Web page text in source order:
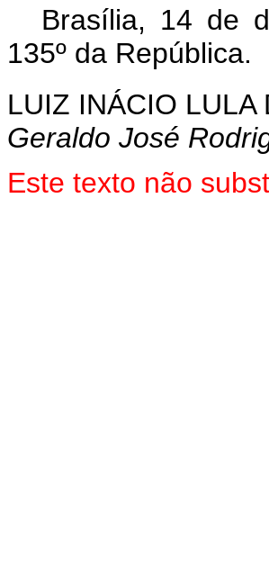
Brasília, 14 de
135º da República.
LUIZ INÁCIO LULA
Geraldo José
Este texto não